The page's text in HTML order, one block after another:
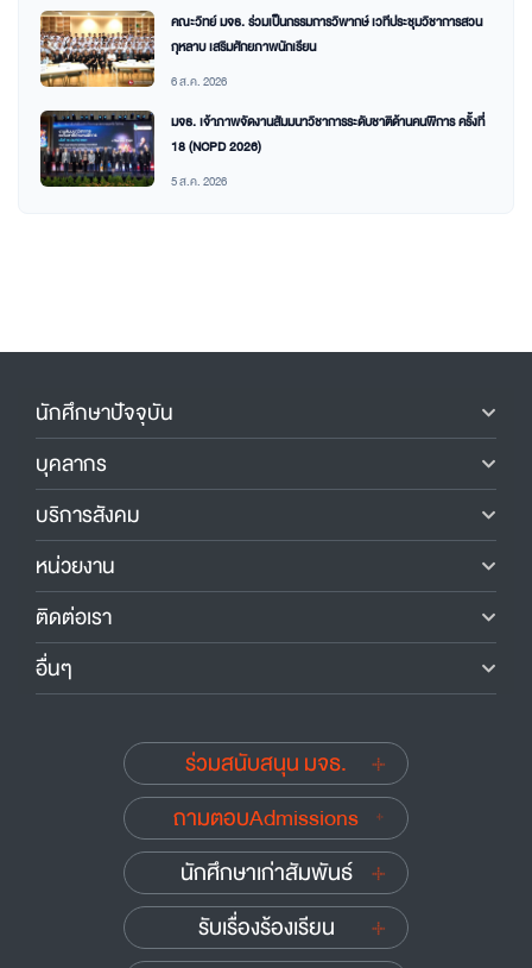
คณะวิทย์ มจธ. ร่วมเป็นกรรมการวิพากษ์ เวทีประชุมวิชาการสวน
กุหลาบ เสริมศักยภาพนักเรียน
6 ส.ค. 2026
มจธ. เจ้าภาพจัดงานสัมมนาวิชาการระดับชาติด้านคนพิการ ครั้งที่
18 (NCPD 2026)
5 ส.ค. 2026
นักศึกษาปัจจุบัน
บุคลากร
บริการสังคม
หน่วยงาน
ติดต่อเรา
อื่นๆ
ร่วมสนับสนุน มจธ.
ถามตอบAdmissions
นักศึกษาเก่าสัมพันธ์
รับเรื่องร้องเรียน